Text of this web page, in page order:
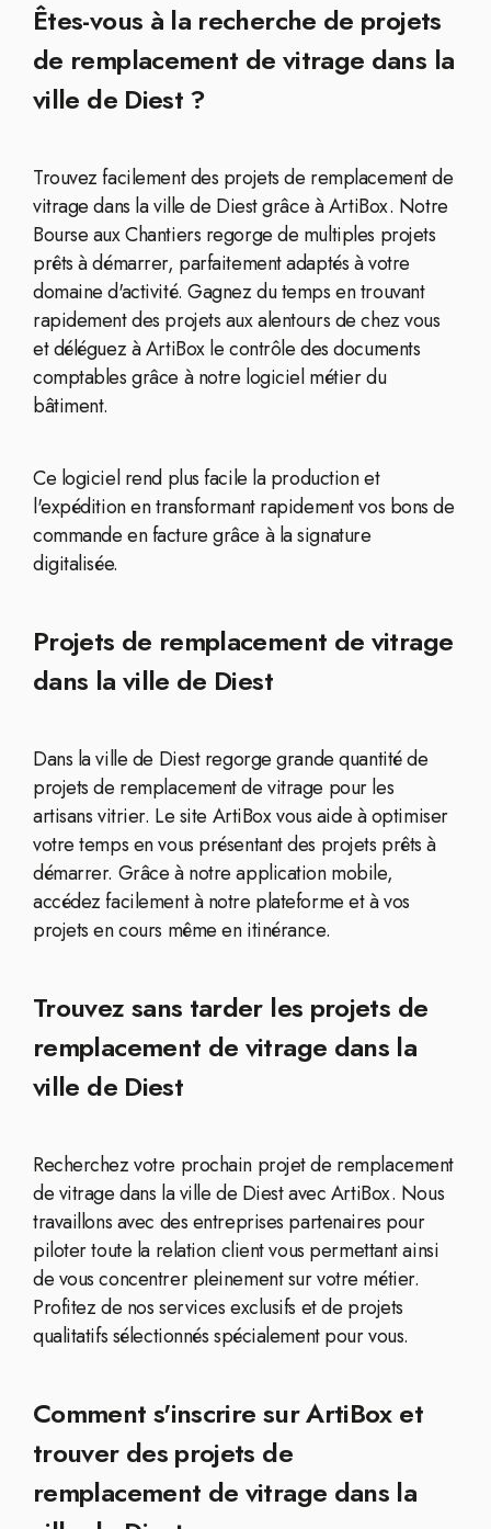
Êtes-vous à la recherche de projets
de remplacement de vitrage dans la
ville de Diest ?
Trouvez facilement des projets de remplacement de
vitrage dans la ville de Diest grâce à ArtiBox. Notre
Bourse aux Chantiers regorge de multiples projets
prêts à démarrer, parfaitement adaptés à votre
domaine d'activité. Gagnez du temps en trouvant
rapidement des projets aux alentours de chez vous
et déléguez à ArtiBox le contrôle des documents
comptables grâce à notre logiciel métier du
bâtiment.
Ce logiciel rend plus facile la production et
l'expédition en transformant rapidement vos bons de
commande en facture grâce à la signature
digitalisée.
Projets de remplacement de vitrage
dans la ville de Diest
Dans la ville de Diest regorge grande quantité de
projets de remplacement de vitrage pour les
artisans vitrier. Le site ArtiBox vous aide à optimiser
votre temps en vous présentant des projets prêts à
démarrer. Grâce à notre application mobile,
accédez facilement à notre plateforme et à vos
projets en cours même en itinérance.
Trouvez sans tarder les projets de
remplacement de vitrage dans la
ville de Diest
Recherchez votre prochain projet de remplacement
de vitrage dans la ville de Diest avec ArtiBox. Nous
travaillons avec des entreprises partenaires pour
piloter toute la relation client vous permettant ainsi
de vous concentrer pleinement sur votre métier.
Profitez de nos services exclusifs et de projets
qualitatifs sélectionnés spécialement pour vous.
Comment s'inscrire sur ArtiBox et
trouver des projets de
remplacement de vitrage dans la